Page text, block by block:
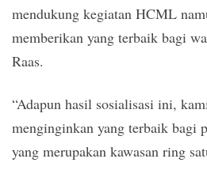
mendukung kegiatan HCML
memberikan yang terbaik bagi
Raas.
“Adapun hasil sosialisasi ini,
menginginkan yang terbaik bagi
yang merupakan kawasan ring